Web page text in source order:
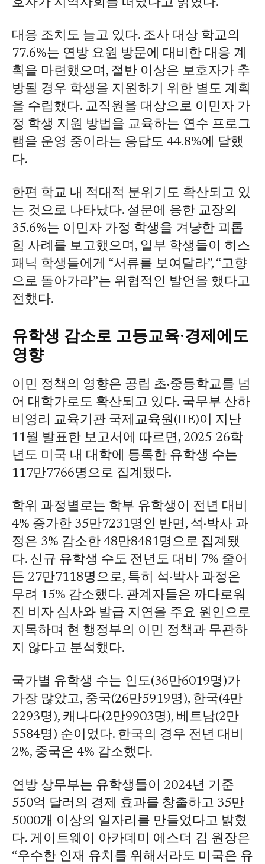
호자가 지역사회를 떠났다고 밝혔다.
대응 조치도 늘고 있다. 조사 대상 학교의
77.6%는 연방 요원 방문에 대비한 대응 계
획을 마련했으며, 절반 이상은 보호자가 추
방될 경우 학생을 지원하기 위한 별도 계획
을 수립했다. 교직원을 대상으로 이민자 가
정 학생 지원 방법을 교육하는 연수 프로그
램을 운영 중이라는 응답도 44.8%에 달했
다.
한편 학교 내 적대적 분위기도 확산되고 있
는 것으로 나타났다. 설문에 응한 교장의
35.6%는 이민자 가정 학생을 겨냥한 괴롭
힘 사례를 보고했으며, 일부 학생들이 히스
패닉 학생들에게 “서류를 보여달라”, “고향
으로 돌아가라”는 위협적인 발언을 했다고
전했다.
유학생 감소로 고등교육·경제에도
영향
이민 정책의 영향은 공립 초·중등학교를 넘
어 대학가로도 확산되고 있다. 국무부 산하
비영리 교육기관 국제교육원(IIE)이 지난
11월 발표한 보고서에 따르면, 2025-26학
년도 미국 내 대학에 등록한 유학생 수는
117만7766명으로 집계됐다.
학위 과정별로는 학부 유학생이 전년 대비
4% 증가한 35만7231명인 반면, 석·박사 과
정은 3% 감소한 48만8481명으로 집계됐
다. 신규 유학생 수도 전년도 대비 7% 줄어
든 27만7118명으로, 특히 석·박사 과정은
무려 15% 감소했다. 관계자들은 까다로워
진 비자 심사와 발급 지연을 주요 원인으로
지목하며 현 행정부의 이민 정책과 무관하
지 않다고 분석했다.
국가별 유학생 수는 인도(36만6019명)가
가장 많았고, 중국(26만5919명), 한국(4만
2293명), 캐나다(2만9903명), 베트남(2만
5584명) 순이었다. 한국의 경우 전년 대비
2%, 중국은 4% 감소했다.
연방 상무부는 유학생들이 2024년 기준
550억 달러의 경제 효과를 창출하고 35만
5000개 이상의 일자리를 만들었다고 밝혔
다. 게이트웨이 아카데미 에스더 김 원장은
“우수한 인재 유치를 위해서라도 미국은 유